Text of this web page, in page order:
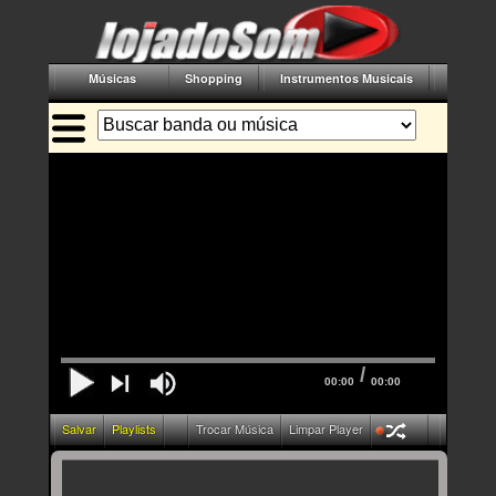
Músicas Shopping Instrumentos Musicais
00:00 / 00:00
Salvar Playlists Trocar Música Limpar Player